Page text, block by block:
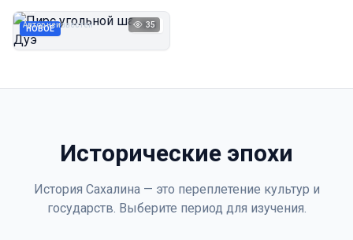
НОВОЕ 1923
Автор неизвестен 35
Исторические эпохи
История Сахалина — это переплетение культур и
государств. Выберите период для изучения.